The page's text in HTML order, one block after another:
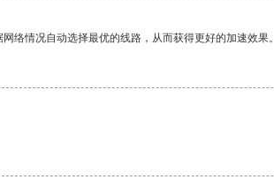
络情况自动选择最优的线路，从而获得更好的加速效果。